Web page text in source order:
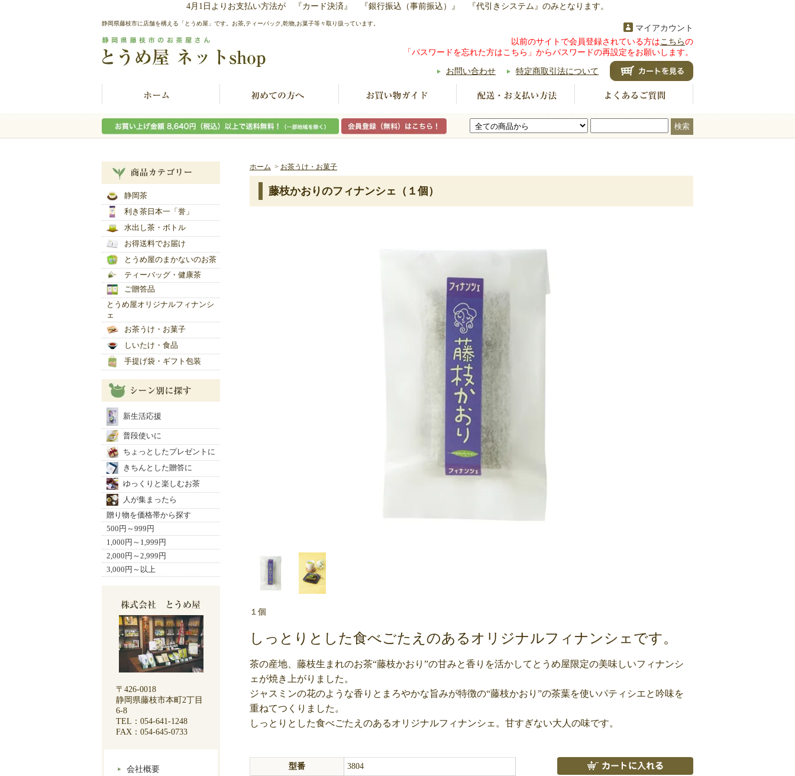
4月1日よりお支払い方法が 『カード決済』 『銀行振込（事前振込）』 『代引きシステム』のみとなります。
静岡県藤枝市に店舗を構える「とうめ屋」です。お茶,ティーパック,乾物,お菓子等々取り扱っています。
マイアカウント
以前のサイトで会員登録されている方はこちらの
「パスワードを忘れた方はこちら」からパスワードの再設定をお願いします。
お問い合わせ 特定商取引法について
検索
静岡茶
利き茶日本一「誉」
水出し茶・ボトル
お得送料でお届け
とうめ屋のまかないのお茶
ティーバッグ・健康茶
ご贈答品
とうめ屋オリジナルフィナンシ
ェ
お茶うけ・お菓子
しいたけ・食品
手提げ袋・ギフト包装
新生活応援
普段使いに
ちょっとしたプレゼントに
きちんとした贈答に
ゆっくりと楽しむお茶
人が集まったら
贈り物を価格帯から探す
500円～999円
1,000円～1,999円
2,000円～2,999円
3,000円～以上
〒426-0018
静岡県藤枝市本町2丁目
6-8
TEL：054-641-1248
FAX：054-645-0733
会社概要
ホーム > お茶うけ・お菓子
藤枝かおりのフィナンシェ（１個）
１個
しっとりとした食べごたえのあるオリジナルフィナンシェです。
茶の産地、藤枝生まれのお茶“藤枝かおり”の甘みと香りを活かしてとうめ屋限定の美味しいフィナンシ
ェが焼き上がりました。
ジャスミンの花のような香りとまろやかな旨みが特徴の“藤枝かおり”の茶葉を使いパティシエと吟味を
重ねてつくりました。
しっとりとした食べごたえのあるオリジナルフィナンシェ。甘すぎない大人の味です。
型番 3804